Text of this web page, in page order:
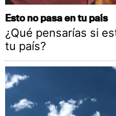
Esto no pasa en tu país
¿Qué pensarías si
tu país?